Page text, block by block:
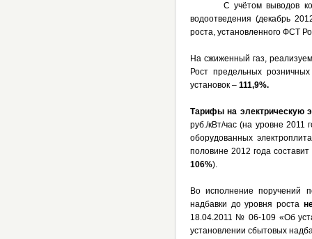
С учётом выводов
водоотведения (декабрь
роста, установленного ФСТ
На сжиженный газ,
Рост предельных
установок – 111,9%.
Тарифы на электрическую
руб./кВт/час (на уровне
оборудованных
половине 2012 года составит
106%).
Во исполнение поручений
надбавки до уровня роста
18.04.2011 № 06-109 «Об
установлении сбытовых